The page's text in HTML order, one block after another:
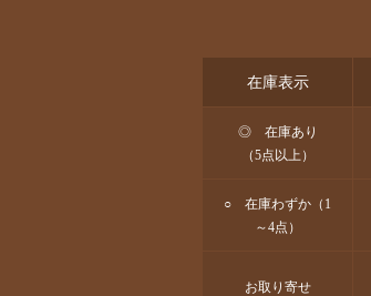
在庫表示
◎ 在庫あり
（5点以上）
○ 在庫わずか（1
～4点）
お取り寄せ